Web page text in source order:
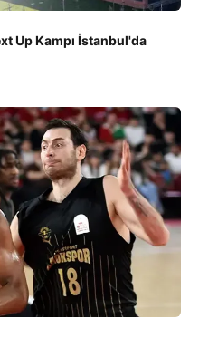
Up Kampı İstanbul'da